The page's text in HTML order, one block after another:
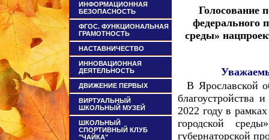
ИНФОРМАЦИОННАЯ
БЕЗОПАСНОСТЬ
ФГОС. ФУНКЦИОНАЛЬНАЯ
ГРАМОТНОСТЬ
НАСТАВНИЧЕСТВО
ИННОВАЦИОННАЯ
ДЕЯТЕЛЬНОСТЬ
ДВИЖЕНИЕ ПЕРВЫХ
ВИРТУАЛЬНЫЙ
ШКОЛЬНЫЙ МУЗЕЙ
ШКОЛЬНЫЙ
СПОРТИВНЫЙ КЛУБ
"ЧАЙКА"
Голосование
федерального
среды»
В Ярославской
благоустройства
2022 году в
городской
губернаторской